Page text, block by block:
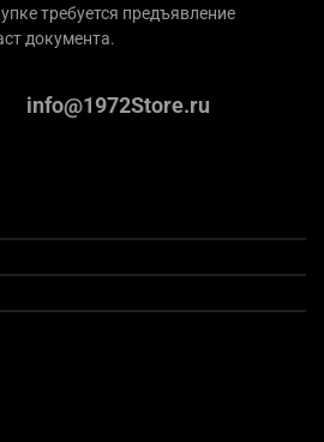
info@1972Store.ru
требуется предъявление
документа.